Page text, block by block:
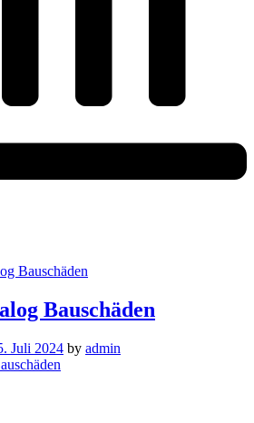
Bauschäden
Bauschäden
Juli 2024 by admin